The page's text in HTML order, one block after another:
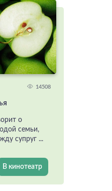
14508
о
семьи,
супруг ...
В кинотеатр